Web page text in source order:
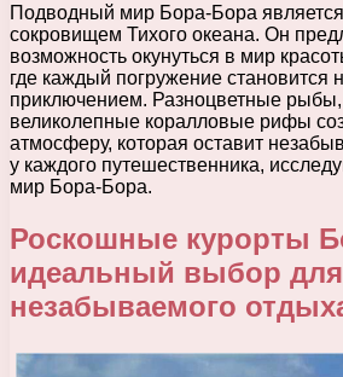
Подводный мир Бора-Бора
сокровищем Тихого океана. Он
возможность окунуться в мир
где каждый погружение
приключением. Разноцветные
великолепные коралловые рифы
атмосферу, которая оставит
у каждого путешественника,
мир Бора-Бора.
Роскошные курорты
идеальный выбор для
незабываемого